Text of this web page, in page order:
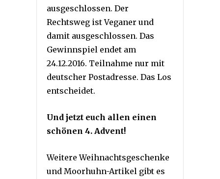
ausgeschlossen. Der
Rechtsweg ist Veganer und
damit ausgeschlossen. Das
Gewinnspiel endet am
24.12.2016. Teilnahme nur mit
deutscher Postadresse. Das Los
entscheidet.
Und jetzt euch allen einen
schönen 4. Advent!
Weitere Weihnachtsgeschenke
und Moorhuhn-Artikel gibt es